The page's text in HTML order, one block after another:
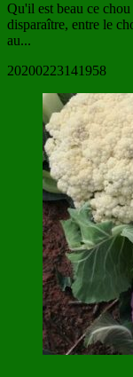
Qu'il est beau ce
disparaître, entre le
au...
20200223141958